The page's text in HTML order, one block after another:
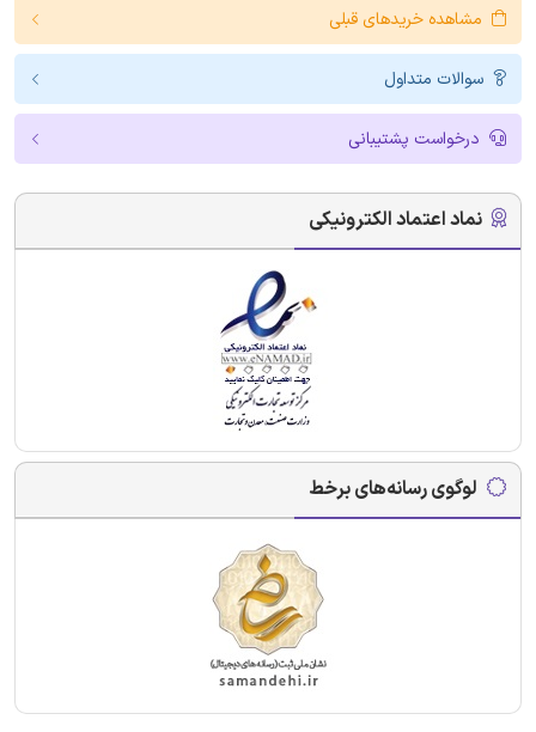
مشاهده خریدهای قبلی
سوالات متداول
درخواست پشتیبانی
نماد اعتماد الکترونیکی
لوگوی رسانه‌های برخط